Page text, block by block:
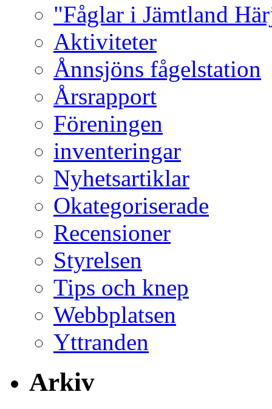
"Fåglar i Jämtland
Aktiviteter
Ånnsjöns fågelstation
Årsrapport
Föreningen
inventeringar
Nyhetsartiklar
Okategoriserade
Recensioner
Styrelsen
Tips och knep
Webbplatsen
Yttranden
Arkiv